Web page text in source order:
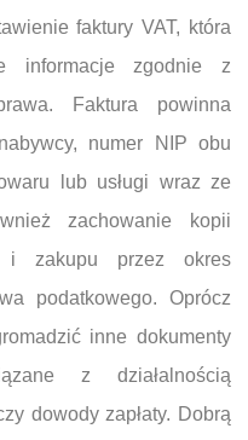
faktury VAT, która
informacje zgodnie z
Faktura powinna
numer NIP obu
lub usługi wraz ze
zachowanie kopii
i zakupu przez okres
podatkowego. Oprócz
inne dokumenty
z działalnością
dowody zapłaty. Dobrą